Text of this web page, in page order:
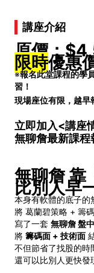
講座介紹
原價：
限時優惠
※報名此堂課程的學
習！
現場座位有限，越早
立即加入<講座
無聊詹最新課程
無聊詹 靠
比別人早
本身有軟體的底子的
將 葛蘭碧策略 + 籌
寫了一套 無聊詹 盤
將 籌碼面 + 技術面
不但節省了找股的時
還可以比別人更快發